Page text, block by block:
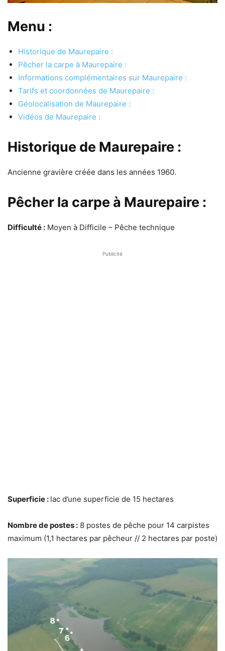
Menu :
Historique de Maurepaire :
Pêcher la carpe à Maurepaire :
Informations complémentaires sur Maurepaire :
Tarifs et coordonnées de Maurepaire :
Géolocalisation de Maurepaire :
Vidéos de Maurepaire :
Historique de Maurepaire :
Ancienne gravière créée dans les années 1960.
Pêcher la carpe à Maurepaire :
Difficulté : Moyen à Difficile – Pêche technique
Publicité
Superficie : lac d’une superficie de 15 hectares
Nombre de postes : 8 postes de pêche pour 14 carpistes
maximum (1,1 hectares par pêcheur // 2 hectares par poste)